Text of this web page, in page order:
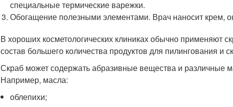
специальные термические варежки.
Обогащение полезными элементами. Врач наносит крем,
В хороших косметологических клиниках обычно применяют
состав большего количества продуктов для пилингования и
Скраб может содержать абразивные вещества и различные
Например, масла:
облепихи;